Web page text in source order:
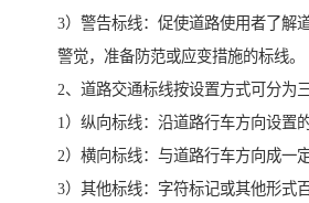
3）警告标线：促使道路使用者了解
警觉，准备防范或应变措施的标线。
2、道路交通标线按设置方式可分为
1）纵向标线：沿道路行车方向设置的
2）横向标线：与道路行车方向成一
3）其他标线：字符标记或其他形式百